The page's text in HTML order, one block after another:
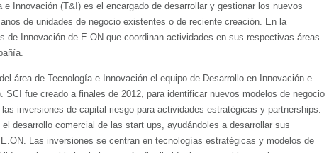
e Innovación (T&I) es el encargado de desarrollar y gestionar los nuevos
de unidades de negocio existentes o de reciente creación. En la
de Innovación de E.ON que coordinan actividades en sus respectivas áreas
área de Tecnología e Innovación el equipo de Desarrollo en Innovación e
SCI fue creado a finales de 2012, para identificar nuevos modelos de negocio
inversiones de capital riesgo para actividades estratégicas y partnerships.
desarrollo comercial de las start ups, ayudándoles a desarrollar sus
Las inversiones se centran en tecnologías estratégicas y modelos de